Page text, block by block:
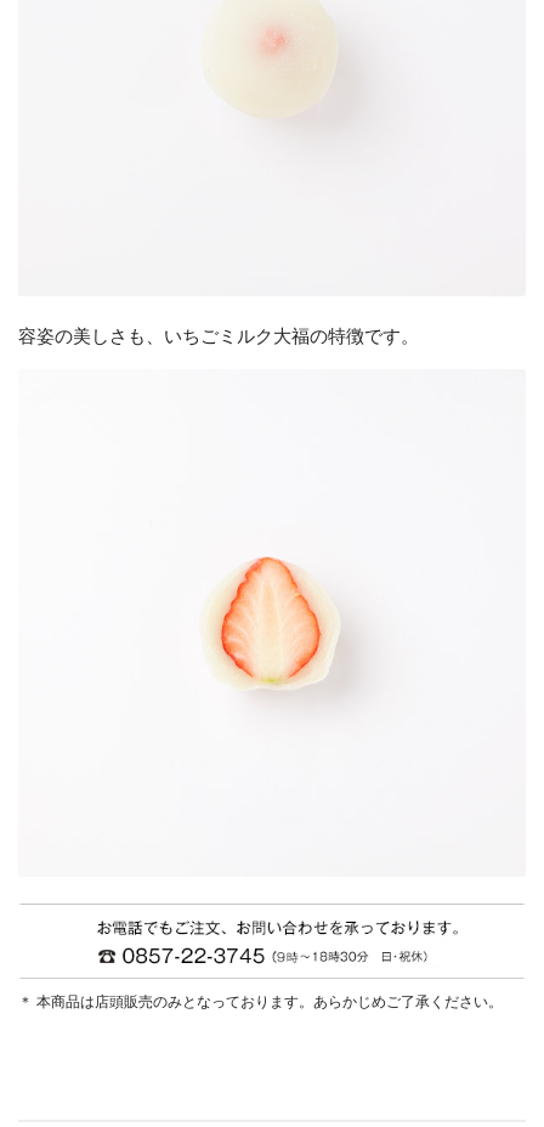
容姿の美しさも、いちごミルク大福の特徴です。
＊ 本商品は店頭販売のみとなっております。あらかじめご了承ください。